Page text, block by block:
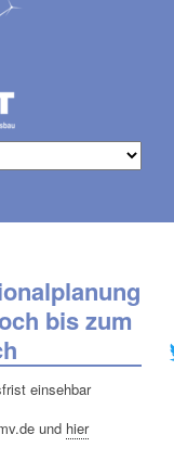
bis zum
einsehbar
und hier